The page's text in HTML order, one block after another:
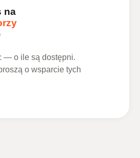
na
— o ile są dostępni.
o wsparcie tych